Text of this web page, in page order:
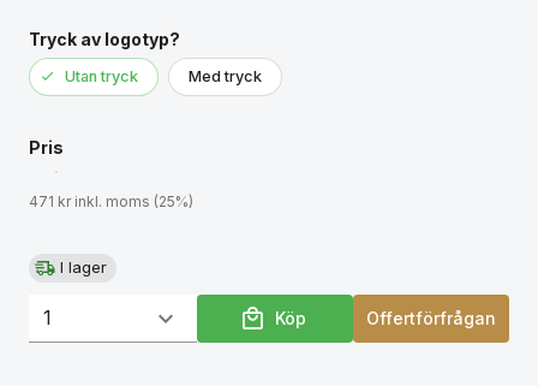
Tryck av logotyp?
Utan tryck Med tryck
Pris
471 kr inkl. moms (25%)
I lager
Köp Offertförfrågan